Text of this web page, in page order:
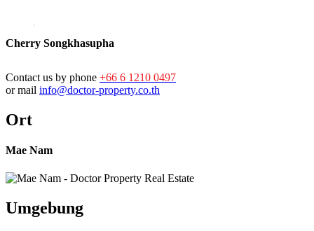
Cherry Songkhasupha
Contact us by phone +66 6 1210 0497
or mail info@doctor-property.co.th
Ort
Mae Nam
Umgebung